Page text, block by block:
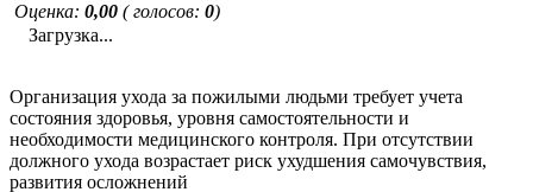
Оценка: 0,00 ( голосов: 0)
Загрузка...
Организация ухода за пожилыми людьми требует учета
состояния здоровья, уровня самостоятельности и
необходимости медицинского контроля. При отсутствии
должного ухода возрастает риск ухудшения самочувствия,
развития осложнений